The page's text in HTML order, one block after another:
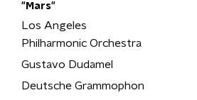
"Mars"
Los Angeles
Philharmonic Orchestra
Gustavo Dudamel
Deutsche Grammophon